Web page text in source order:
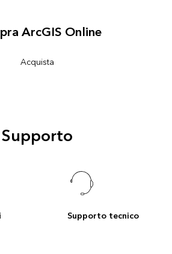
ArcGIS Online
Acquista
Supporto
Supporto tecnico